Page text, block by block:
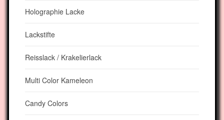
Holographie Lacke
Lackstifte
Reisslack / Krakelierlack
Multi Color Kameleon
Candy Colors